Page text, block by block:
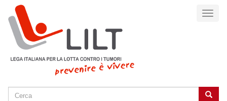
contenuto
principale
SEARCH Cerca